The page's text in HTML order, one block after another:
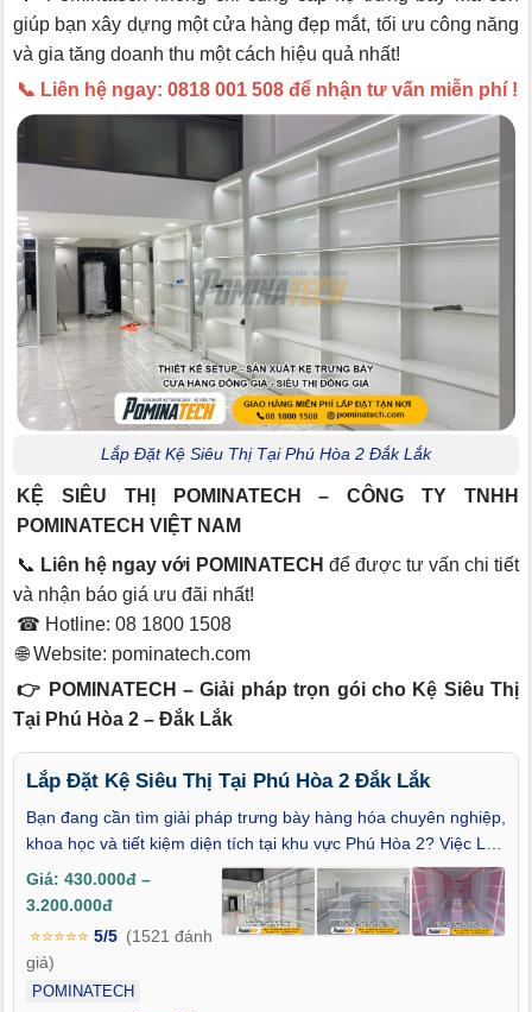
giúp bạn xây dựng một cửa hàng đẹp mắt, tối ưu công năng
và gia tăng doanh thu một cách hiệu quả nhất!
📞 Liên hệ ngay: 0818 001 508 để nhận tư vấn miễn phí !
Lắp Đặt Kệ Siêu Thị Tại Phú Hòa 2 Đắk Lắk
KỆ SIÊU THỊ POMINATECH – CÔNG TY TNHH
POMINATECH VIỆT NAM
📞 Liên hệ ngay với POMINATECH để được tư vấn chi tiết
và nhận báo giá ưu đãi nhất!
☎ Hotline: 08 1800 1508
🌐 Website: pominatech.com
👉 POMINATECH – Giải pháp trọn gói cho Kệ Siêu Thị
Tại Phú Hòa 2 – Đắk Lắk
Lắp Đặt Kệ Siêu Thị Tại Phú Hòa 2 Đắk Lắk
Bạn đang cần tìm giải pháp trưng bày hàng hóa chuyên nghiệp,
khoa học và tiết kiệm diện tích tại khu vực Phú Hòa 2? Việc Lắp
Đặt Kệ Siêu Thị Tại Phú Hòa 2 – Đắk Lắk chính là bước đi
chiến lược giúp cửa hàng của bạn trở nên gọn gàng, đẹp mắt
và tăng hiệu quả kinh doanh. Chúng tôi cung cấp trọn gói dịch
vụ từ Thiết Kế, Sản Xuất, Thi Công đến Bảo Hành kệ siêu thị,
đảm bảo đúng kỹ thuật – đúng tiến độ – đúng nhu cầu thực tế
của từng khách hàng.
Giá: 430.000đ –
3.200.000đ
⭐⭐⭐⭐⭐ 5/5 (1521 đánh
giá)
POMINATECH